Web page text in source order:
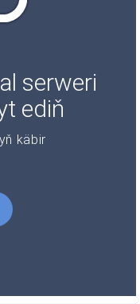
serweri
ediň
käbir